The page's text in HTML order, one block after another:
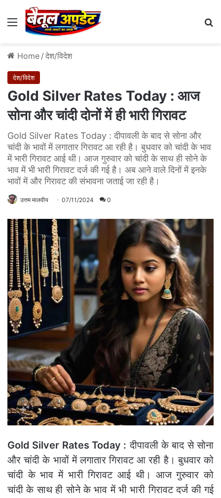
Menu
Home / देश/विदेश
देश/विदेश
Gold Silver Rates Today : आज
सोना और चांदी दोनों में ही भारी गिरावट
Gold Silver Rates Today : दीपावली के बाद से सोना और
चांदी के भावों में लगातार गिरावट आ रही है। बुधवार को चांदी के भाव
में भारी गिरावट आई थी। आज गुरुवार को चांदी के साथ ही सोने के
भाव में भी भारी गिरावट दर्ज की गई है। अब आने वाले दिनों में इनके
भावों में और गिरावट की संभावना जताई जा रही है।
उत्तम मालवीय 07/11/2024 0
Gold Silver Rates Today : दीपावली के बाद से सोना
और चांदी के भावों में लगातार गिरावट आ रही है। बुधवार को
चांदी के भाव में भारी गिरावट आई थी। आज गुरुवार को
चांदी के साथ ही सोने के भाव में भी भारी गिरावट दर्ज की गई